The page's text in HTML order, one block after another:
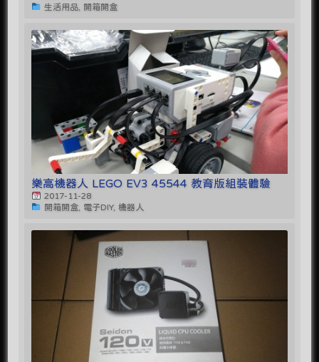
生活用品, 開箱開盒
樂高機器人 LEGO EV3 45544 教育版組裝體驗
2017-11-28
開箱開盒, 電子DIY, 機器人